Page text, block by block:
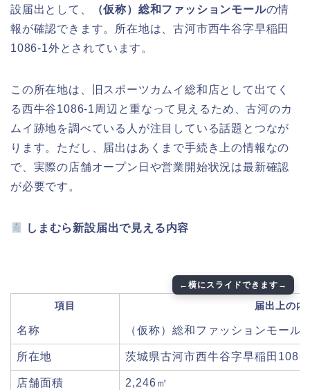
設届出として、
（仮称）総和ファッションモールの情
報が確認できます。所在地は、古河市西牛谷字早稲田
1086-1外とされています。
この所在地は、旧スポーツカムイ総和店として出てく
る西牛谷1086-1周辺と重なって見えるため、古河のカ
ムイ跡地を調べている人が注目している話題とつなが
ります。ただし、届出はあくまで手続き上の情報なの
で、実際の店舗オープン日や営業開始状況は最新確認
が必要です。
しまむら新設届出で見える内容
項目 届出上の内
名称 （仮称）総和ファッションモール
所在地 茨城県古河市西牛谷字早稲田
店舗面積 2,246㎡